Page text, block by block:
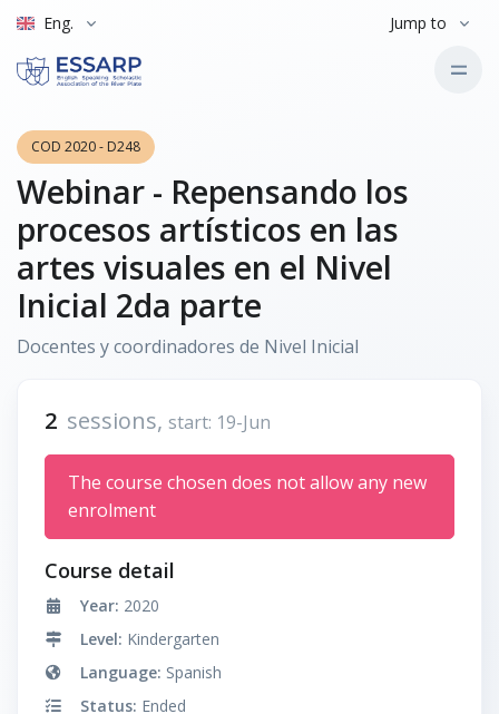
Eng. Jump to
COD 2020 - D248
Webinar - Repensando los
procesos artísticos en las
artes visuales en el Nivel
Inicial 2da parte
Docentes y coordinadores de Nivel Inicial
2 sessions, start: 19-Jun
The course chosen does not allow any new
enrolment
Course detail
Year: 2020
Level: Kindergarten
Language: Spanish
Status: Ended